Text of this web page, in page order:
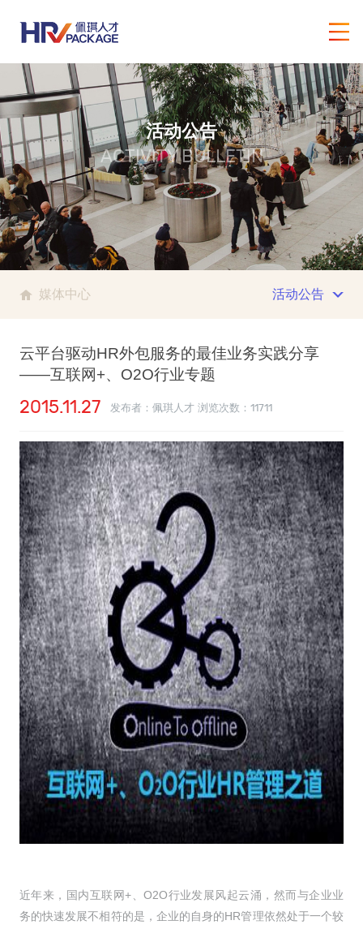
活动公告
ACTIVITY BULLETIN
媒体中心 活动公告
云平台驱动HR外包服务的最佳业务实践分享
——互联网+、O2O行业专题
2015.11.27 发布者：佩琪人才 浏览次数： 11711
近年来，国内互联网+、O2O行业发展风起云涌，然而与企业业
务的快速发展不相符的是，企业的自身的HR管理依然处于一个较